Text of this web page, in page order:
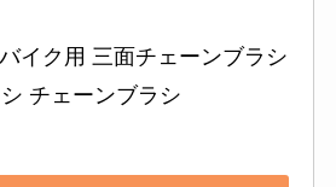
イク用 三面チェーンブラシ
チェーンブラシ